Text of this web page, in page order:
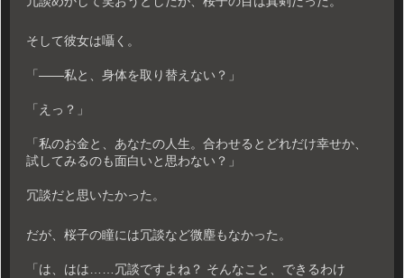
そして彼女は囁く。
「――私と、身体を取り替えない？」
「えっ？」
「私のお金と、あなたの人生。合わせるとどれだけ幸せか、
試してみるのも面白いと思わない？」
冗談だと思いたかった。
だが、桜子の瞳には冗談など微塵もなかった。
「は、はは……冗談ですよね？ そんなこと、できるわけ